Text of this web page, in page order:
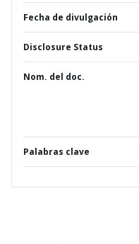
Fecha de divulgación
Disclosure Status
Nom. del doc.
Palabras clave